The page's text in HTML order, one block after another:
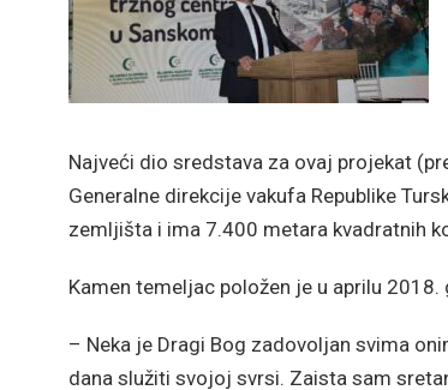
Najveći dio sredstava za ovaj projekat
Generalne direkcije vakufa Republike
zemljišta i ima 7.400 metara kvadratnih
Kamen temeljac položen je u aprilu
– Neka je Dragi Bog zadovoljan svima
dana služiti svojoj svrsi. Zaista sam